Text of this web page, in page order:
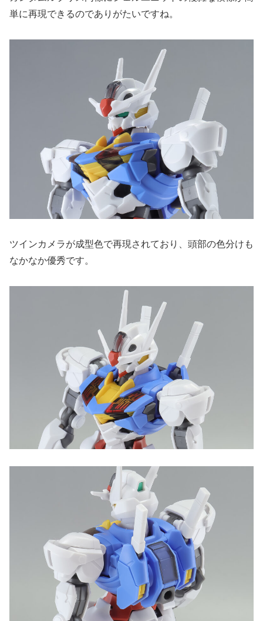
単に再現できるのでありがたいですね。
ツインカメラが成型色で再現されており、頭部の色分けも
なかなか優秀です。